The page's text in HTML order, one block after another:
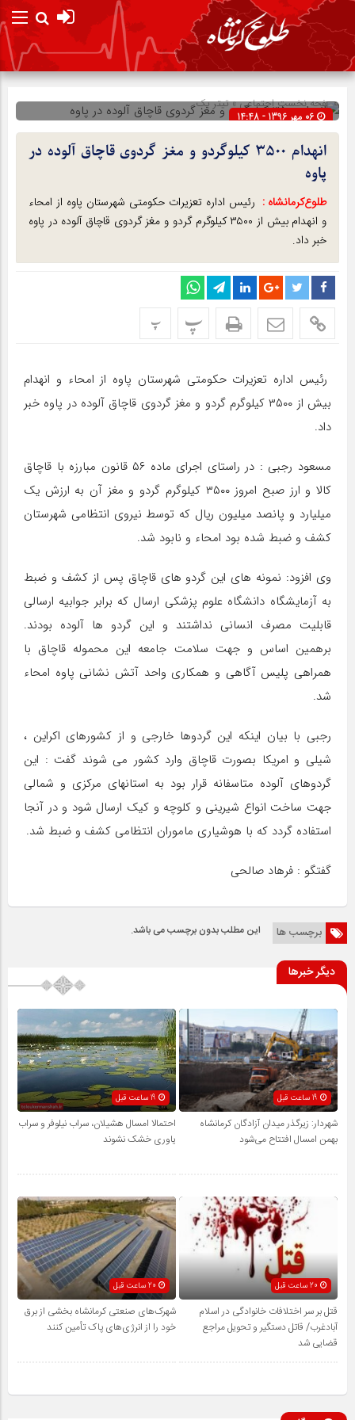
صفحه نخستاجتماعی»تیتر یک
06 مهر 1396 - 14:48
شناسه : 807
انهدام ۳۵۰۰ کیلوگردو و مغز گردوی قاچاق آلوده در
پاوه
طلوع‌‌کرمانشاه : رئیس اداره تعزیرات حکومتی شهرستان پاوه از امحاء
و انهدام بیش از ۳۵۰۰ کیلوگرم گردو و مغز گردوی قاچاق آلوده در پاوه
خبر داد.
پ پ
رئیس اداره تعزیرات حکومتی شهرستان پاوه از امحاء و انهدام
بیش از ۳۵۰۰ کیلوگرم گردو و مغز گردوی قاچاق آلوده در پاوه خبر
داد.
مسعود رجبی : در راستای اجرای ماده ۵۶ قانون مبارزه با قاچاق
کالا و ارز صبح امروز ۳۵۰۰ کیلوگرم گردو و مغز آن به ارزش یک
میلیارد و پانصد میلیون ریال که توسط نیروی انتظامی شهرستان
کشف و ضبط شده بود امحاء و نابود شد.
وی افزود: نمونه های این گردو های قاچاق پس از کشف و ضبط
به آزمایشگاه دانشگاه علوم پزشکی ارسال که برابر جوابیه ارسالی
قابلیت مصرف انسانی نداشتند و این گردو ها آلوده بودند.
برهمین اساس و جهت سلامت جامعه این محموله قاچاق با
همراهی پلیس آگاهی و همکاری واحد آتش نشانی پاوه امحاء
شد.
رجبی با بیان اینکه این گردوها خارجی و از کشورهای اکراین ،
شیلی و امریکا بصورت قاچاق وارد کشور می شوند گفت : این
گردوهای آلوده متاسفانه قرار بود به استانهای مرکزی و شمالی
جهت ساخت انواع شیرینی و کلوچه و کیک ارسال شود و در آنجا
استفاده گردد که با هوشیاری ماموران انتظامی کشف و ضبط شد.
گفتگو : فرهاد صالحی
برچسب ها این مطلب بدون برچسب می باشد.
دیگر خبرها
شهردار: زیرگذر میدان آزادگان کرمانشاه
بهمن امسال افتتاح می‌شود
احتمالا امسال هشیلان، سراب نیلوفر و سراب
یاوری خشک نشوند
قتل بر سر اختلافات خانوادگی در اسلام
آبادغرب/ قاتل دستگیر و تحویل مراجع
قضایی شد
شهرک‌های صنعتی کرمانشاه بخشی از برق
خود را از انرژی‌های پاک تأمین کنند